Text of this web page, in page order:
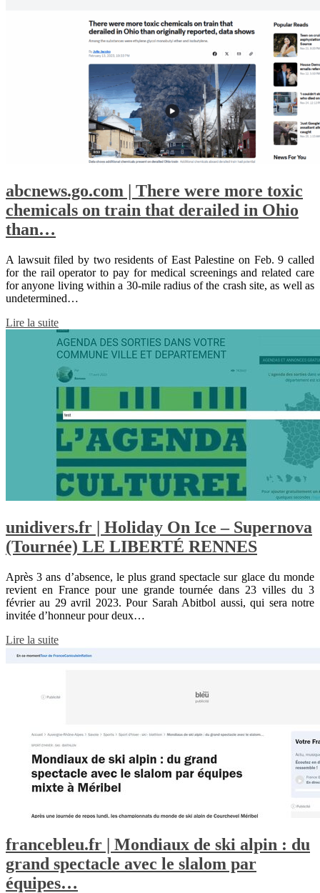
abcnews.go.com | There were more toxic
chemicals on train that derailed in Ohio
than…
A lawsuit filed by two residents of East Palestine on Feb. 9 called
for the rail operator to pay for medical screenings and related care
for anyone living within a 30-mile radius of the crash site, as well as
undetermined…
Lire la suite
unidivers.fr | Holiday On Ice – Supernova
(Tournée) LE LIBERTÉ RENNES
Après 3 ans d’absence, le plus grand spectacle sur glace du monde
revient en France pour une grande tournée dans 23 villes du 3
février au 29 avril 2023. Pour Sarah Abitbol aussi, qui sera notre
invitée d’honneur pour deux…
Lire la suite
francebleu.fr | Mondiaux de ski alpin : du
grand spectacle avec le slalom par
équipes…